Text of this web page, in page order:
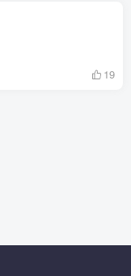
19